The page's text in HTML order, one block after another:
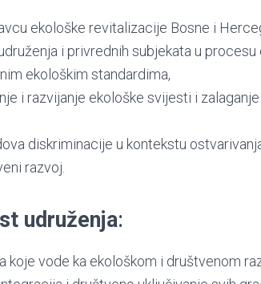
ekološke revitalizacije Bosne i
i privrednih subjekata u procesu
ekološkim standardima,
i razvijanje ekološke svijesti i
diskriminacije u kontekstu
razvoj.
udruženja:
koje vode ka ekološkom i društvenom